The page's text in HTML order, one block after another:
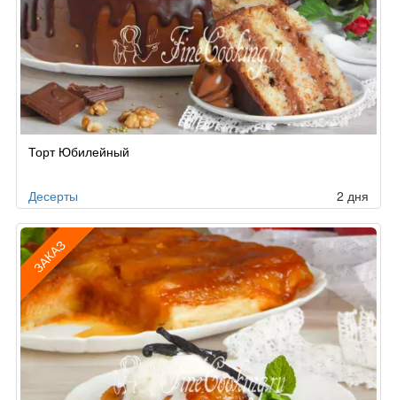
Торт Юбилейный
Десерты 2 дня
ЗАКАЗ